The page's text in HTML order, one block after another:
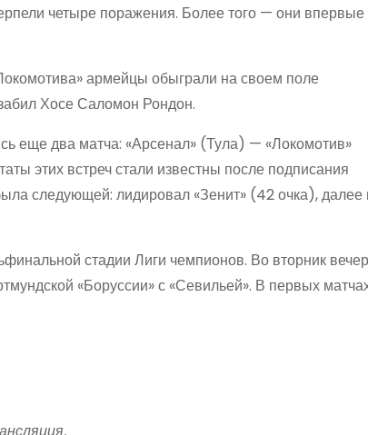
четыре поражения. Более того — они впервые
армейцы обыграли на своем поле
Хосе Саломон Рондон.
еще два матча: «Арсенал» (Тула) — «Локомотив»
этих встреч стали известны после подписания
следующей: лидировал «Зенит» (42 очка), далее
стадии Лиги чемпионов. Во вторник
«Боруссии» с «Севильей». В первых